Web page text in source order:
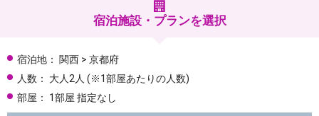
宿泊施設・プランを選択
宿泊地：
関西 > 京都府
人数：
大人2人 (※1部屋あたりの人数)
部屋：
1部屋 指定なし